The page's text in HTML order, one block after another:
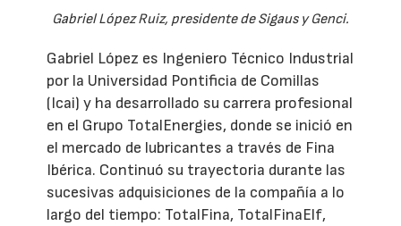
Gabriel López Ruiz, presidente de Sigaus y Genci.
Gabriel López es Ingeniero Técnico Industrial
por la Universidad Pontificia de Comillas
(Icai) y ha desarrollado su carrera profesional
en el Grupo TotalEnergies, donde se inició en
el mercado de lubricantes a través de Fina
Ibérica. Continuó su trayectoria durante las
sucesivas adquisiciones de la compañía a lo
largo del tiempo: TotalFina, TotalFinaElf,